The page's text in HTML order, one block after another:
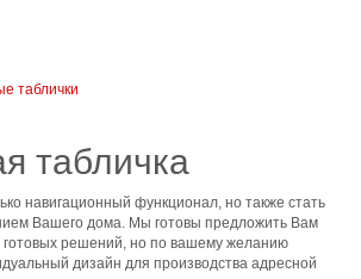
таблички
табличка
навигационный функционал, но также стать
Вашего дома. Мы готовы предложить Вам
готовых решений, но по вашему желанию
дизайн для производства адресной